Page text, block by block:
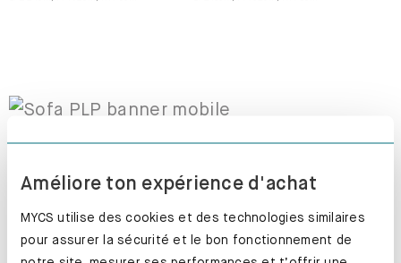
Améliore ton expérience d'achat
MYCS utilise des cookies et des technologies similaires
pour assurer la sécurité et le bon fonctionnement de